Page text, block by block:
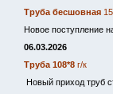
Труба бесшовная
Новое поступление
06.03.2026
Труба 108*8 г/к
Новый приход труб